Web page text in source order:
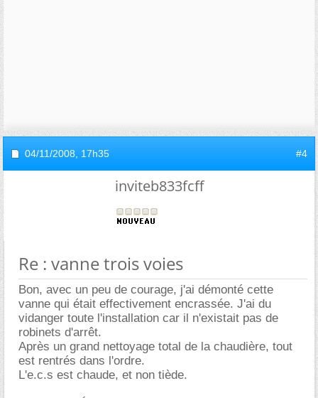
04/11/2008, 17h35 #4
inviteb833fcff
Re : vanne trois voies
Bon, avec un peu de courage, j'ai démonté cette
vanne qui était effectivement encrassée. J'ai du
vidanger toute l'installation car il n'existait pas de
robinets d'arrêt.
Après un grand nettoyage total de la chaudière, tout
est rentrés dans l'ordre.
L'e.c.s est chaude, et non tiède.